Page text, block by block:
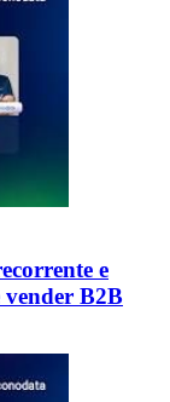
e
B2B